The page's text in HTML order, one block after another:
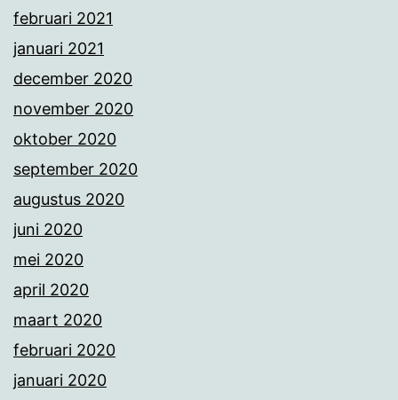
februari 2021
januari 2021
december 2020
november 2020
oktober 2020
september 2020
augustus 2020
juni 2020
mei 2020
april 2020
maart 2020
februari 2020
januari 2020